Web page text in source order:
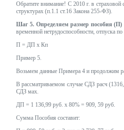
Обратите внимание! С 2010 г. в страховой
структурах (п.1.1 ст.16 Закона 255-ФЗ).
Шаг 5. Определяем размер пособия (П)
временной нетрудоспособности, отпуска
П = ДП х Кп
Пример 5.
Возьмем данные Примера 4 и продолжим
В рассматриваемом случае СДЗ расч
СДЗ мах.
ДП = 1 136,99 руб. х 80% = 909, 59 руб.
Сумма Пособия составит: